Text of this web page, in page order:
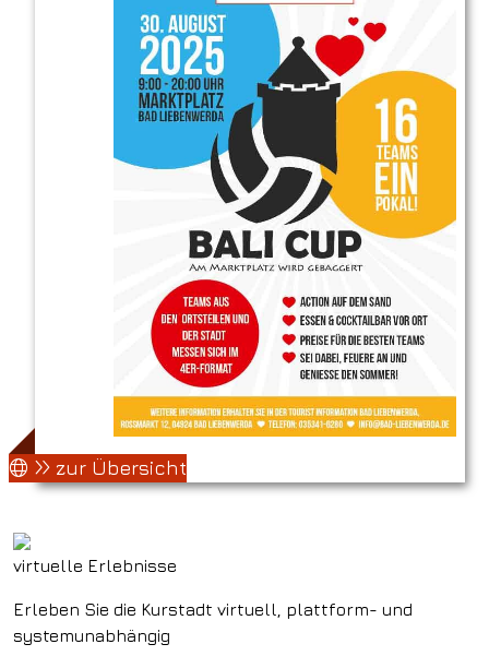
zur Übersicht
virtuelle Erlebnisse
Erleben Sie die Kurstadt virtuell, plattform- und
systemunabhängig